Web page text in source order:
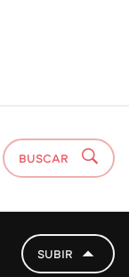
BUSCAR
SUBIR